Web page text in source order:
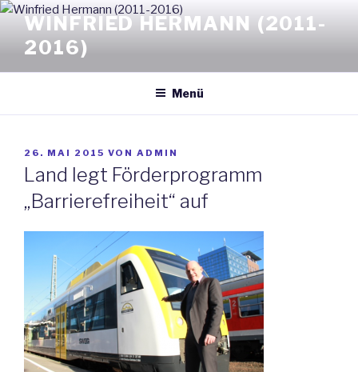
Zum
Inhalt
springen
WINFRIED HERMANN (2011-
2016)
Menü
VERÖFFENTLICHT
AM
26. MAI 2015 VON ADMIN
Land legt Förderprogramm
„Barrierefreiheit“ auf